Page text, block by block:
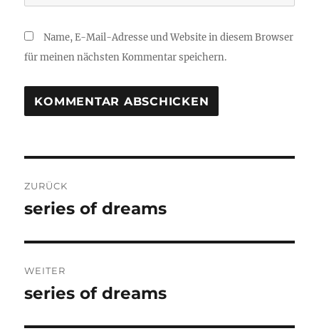
Name, E-Mail-Adresse und Website in diesem Browser
für meinen nächsten Kommentar speichern.
ZURÜCK
Vorheriger
series of dreams
WEITER
Nächster
series of dreams